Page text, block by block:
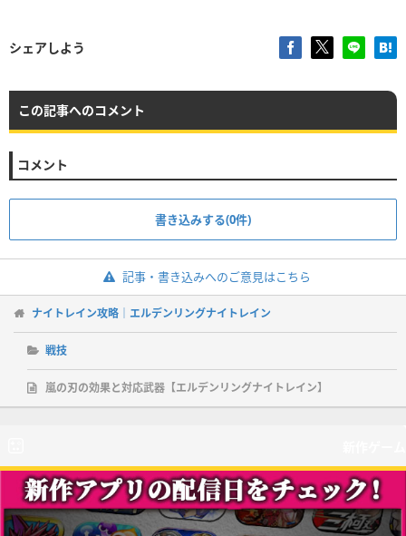
シェアしよう
この記事へのコメント
コメント
書き込みする(0件)
記事・書き込みへのご意見はこちら
ナイトレイン攻略｜エルデンリングナイトレイン
戦技
嵐の刃の効果と対応武器【エルデンリングナイトレイン】